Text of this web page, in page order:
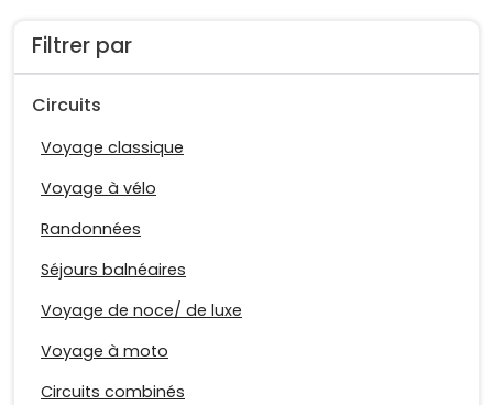
Filtrer par
Circuits
Voyage classique
Voyage à vélo
Randonnées
Séjours balnéaires
Voyage de noce/ de luxe
Voyage à moto
Circuits combinés